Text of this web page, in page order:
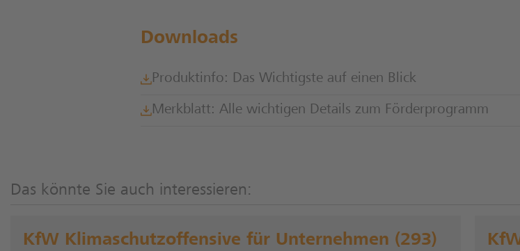
Downloads
Produktinfo: Das Wichtigste auf einen Blick
Merkblatt: Alle wichtigen Details zum Förderprogramm
Das könnte Sie auch interessieren:
KfW Klimaschutzoffensive für Unternehmen (293)